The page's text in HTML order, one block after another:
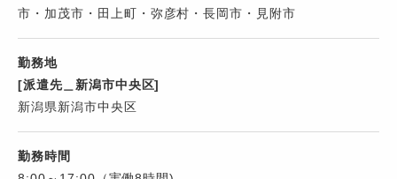
市・加茂市・田上町・弥彦村・長岡市・見附市
勤務地
[派遣先＿新潟市中央区]
新潟県新潟市中央区
勤務時間